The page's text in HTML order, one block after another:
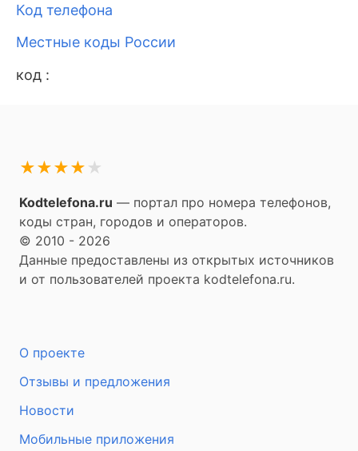
Код телефона
Местные коды России
код :
★
★
★
★
★
Kodtelefona.ru — портал про номера телефонов,
коды стран, городов и операторов.
© 2010 - 2026
Данные предоставлены из открытых источников
и от пользователей проекта kodtelefona.ru.
О проекте
Отзывы и предложения
Новости
Мобильные приложения